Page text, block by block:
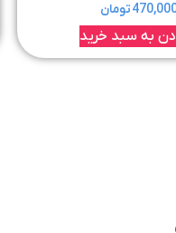
تومان
به سبد خرید